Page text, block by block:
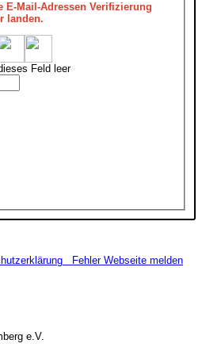
E-Mail-Adressen Verifizierung
landen.
Feld leer
Fehler Webseite melden
e.V.